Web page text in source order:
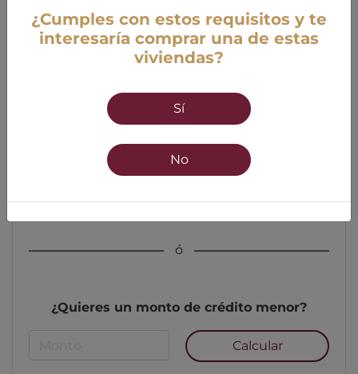
¿Cumples con estos requisitos y te
interesaría comprar una de estas
viviendas?
Sí
No
Edad
18 años mínimo 55 años máximo
ó
¿Quieres un monto de crédito menor?
Calcular